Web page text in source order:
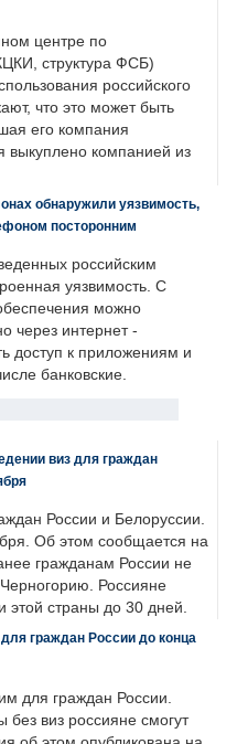
центре по
структура ФСБ)
российского
что это может быть
его компания
выкуплено компанией из
обнаружили уязвимость,
посторонним
российским
уязвимость. С
можно
через интернет -
доступ к приложениям и
банковские.
виз для граждан
России и Белоруссии.
Об этом сообщается на
гражданам России не
Россияне
этой страны до 30 дней.
граждан России до конца
для граждан России.
без виз россияне смогут